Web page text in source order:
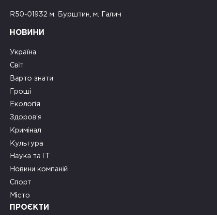
R50-01932 м. Бурштин, м. Галич
НОВИНИ
Україна
Світ
Варто знати
Гроші
Екологія
Здоров’я
Кримінал
Культура
Наука та ІТ
Новини компаній
Спорт
Місто
ПРОЄКТИ